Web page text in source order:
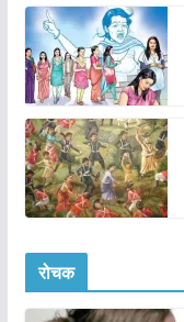
रोचक